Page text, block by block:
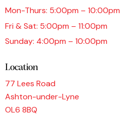
Mon-Thurs: 5:00pm – 10:00pm
Fri & Sat: 5:00pm – 11:00pm
Sunday: 4:00pm – 10:00pm
Location
77 Lees Road
Ashton-under-Lyne
OL6 8BQ